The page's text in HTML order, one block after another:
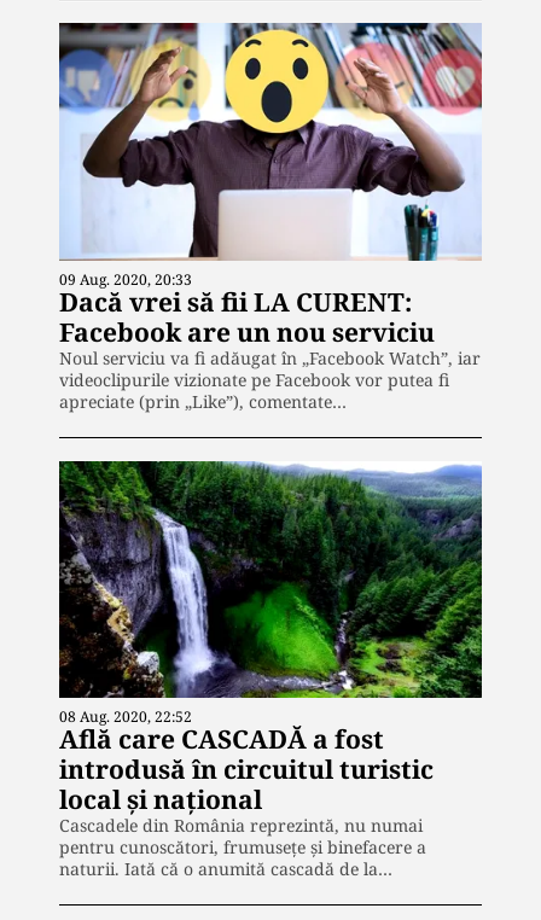
09 Aug. 2020, 20:33
Dacă vrei să fii LA CURENT:
Facebook are un nou serviciu
Noul serviciu va fi adăugat în „Facebook Watch”, iar
videoclipurile vizionate pe Facebook vor putea fi
apreciate (prin „Like”), comentate…
08 Aug. 2020, 22:52
Află care CASCADĂ a fost
introdusă în circuitul turistic
local şi naţional
Cascadele din România reprezintă, nu numai
pentru cunoscători, frumusețe și binefacere a
naturii. Iată că o anumită cascadă de la…